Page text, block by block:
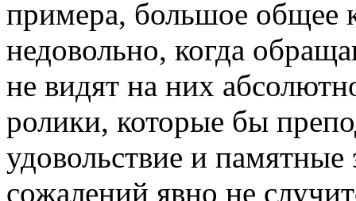
примера, большое общее
недовольно, когда
не видят на них
ролики, которые бы
удовольствие и
сожалений явно не